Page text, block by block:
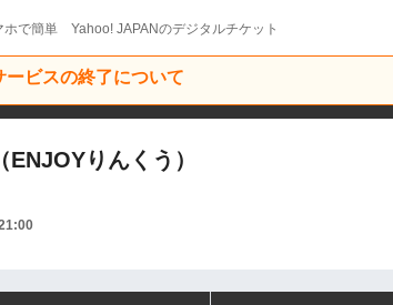
ホで簡単 Yahoo! JAPANのデジタルチケット
ービスの終了について
りんくう）